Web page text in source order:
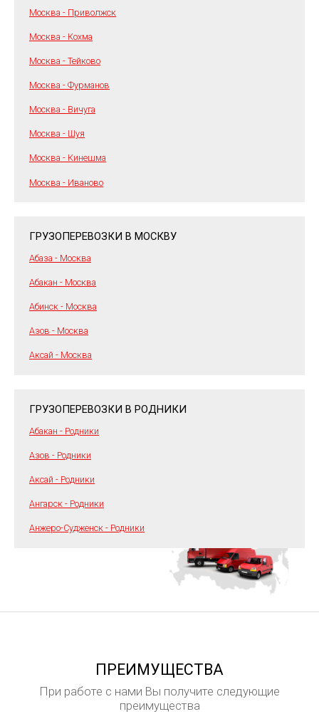
Москва - Приволжск
Москва - Кохма
Москва - Тейково
Москва - Фурманов
Москва - Вичуга
Москва - Шуя
Москва - Кинешма
Москва - Иваново
ГРУЗОПЕРЕВОЗКИ В МОСКВУ
Абаза - Москва
Абакан - Москва
Абинск - Москва
Азов - Москва
Аксай - Москва
ГРУЗОПЕРЕВОЗКИ В РОДНИКИ
Абакан - Родники
Азов - Родники
Аксай - Родники
Ангарск - Родники
Анжеро-Судженск - Родники
ПРЕИМУЩЕСТВА
При работе с нами Вы получите следующие
преимущества